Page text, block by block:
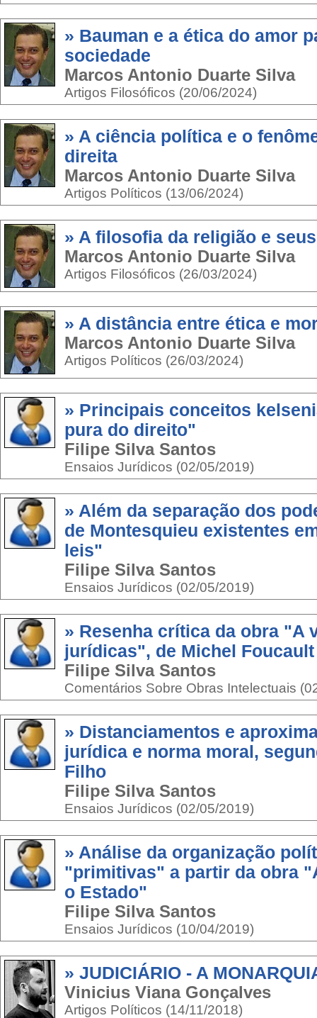
» Bauman e a ética do amor
sociedade
Marcos Antonio Duarte Silva
Artigos Filosóficos (20/06/2024)
» A ciência política e o
direita
Marcos Antonio Duarte Silva
Artigos Políticos (13/06/2024)
» A filosofia da religião e
Marcos Antonio Duarte Silva
Artigos Filosóficos (26/03/2024)
» A distância entre ética e
Marcos Antonio Duarte Silva
Artigos Políticos (26/03/2024)
» Principais conceitos
pura do direito"
Filipe Silva Santos
Ensaios Jurídicos (02/05/2019)
» Além da separação dos
de Montesquieu existentes
leis"
Filipe Silva Santos
Ensaios Jurídicos (02/05/2019)
» Resenha crítica da obra "A
jurídicas", de Michel Foucault
Filipe Silva Santos
Comentários Sobre Obras Intelectuais
» Distanciamentos e
jurídica e norma moral,
Filho
Filipe Silva Santos
Ensaios Jurídicos (02/05/2019)
» Análise da organização
"primitivas" a partir da obra
o Estado"
Filipe Silva Santos
Ensaios Jurídicos (10/04/2019)
» JUDICIÁRIO - A
Vinicius Viana Gonçalves
Artigos Políticos (14/11/2018)